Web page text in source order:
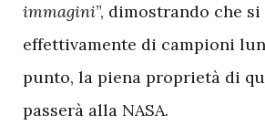
immagini”, dimostrando che
effettivamente di campioni
punto, la piena proprietà di
passerà alla NASA.